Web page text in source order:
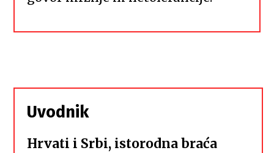
Uvodnik
Hrvati i Srbi, istorodna braća